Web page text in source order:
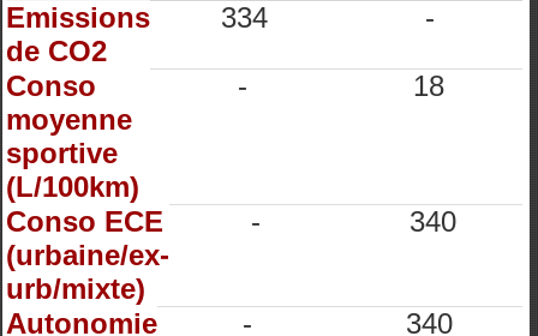
Emissions
de CO2
334 -
Conso
moyenne
sportive
(L/100km)
- 18
Conso ECE
(urbaine/ex-
urb/mixte)
- 340
Autonomie - 340